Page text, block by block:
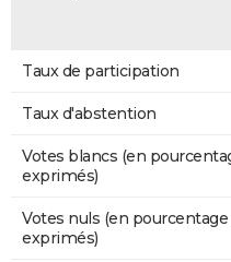
Taux de participation
Taux d'abstention
Votes blancs (en
exprimés)
Votes nuls (en
exprimés)